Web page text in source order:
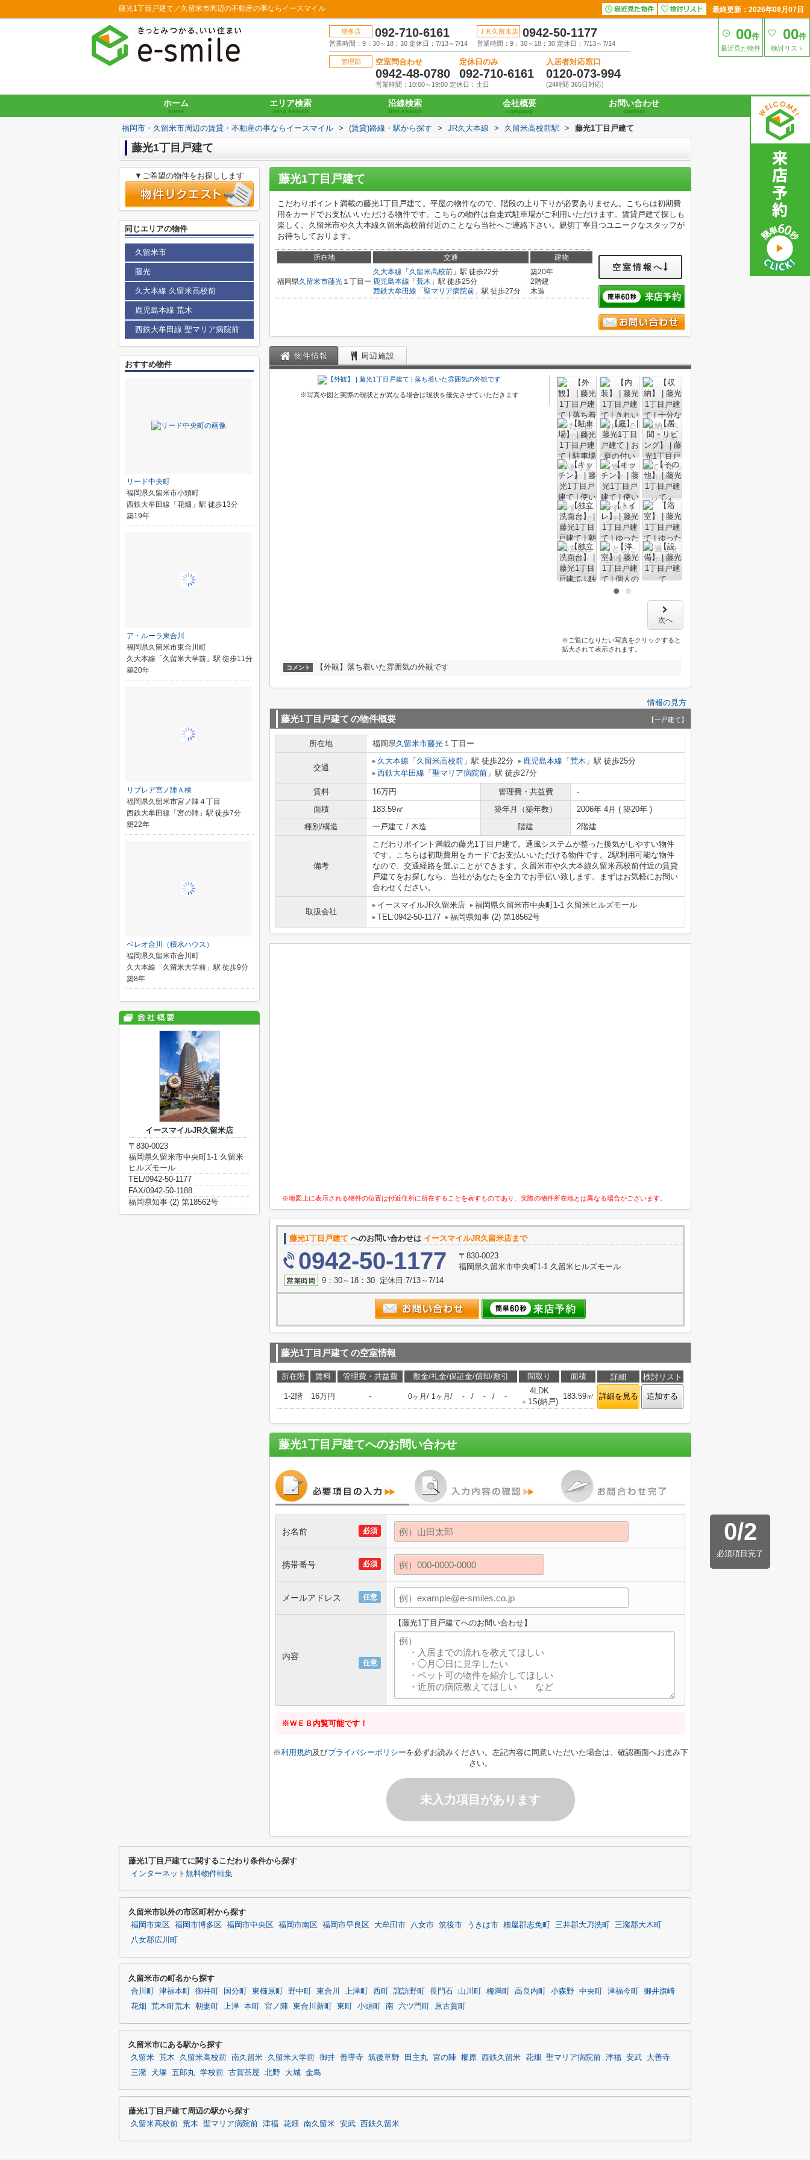
藤光1丁目戸建て／久留米市周辺の不動産の事ならイースマイル 最終更新：2026年08月07日
博多店 092-710-6161
営業時間：9：30～18：30 定休日：7/13～7/14
ＪＲ久留米店 0942-50-1177
営業時間：9：30～18：30 定休日：7/13～7/14
管理部 空室問合わせ
0942-48-0780
定休日のみ
092-710-6161
営業時間：10:00～19:00 定休日：土日
入居者対応窓口
0120-073-994
(24時間 365日対応)
00件
最近見た物件
00件
検討リスト
ホーム
home
エリア検索
area search
沿線検索
line search
会社概要
company
お問い合わせ
contact
福岡市・久留米市周辺の賃貸・不動産の事ならイースマイル > (賃貸)路線・駅から探す > JR久大本線 > 久留米高校前駅 > 藤光1丁目戸建て
藤光1丁目戸建て
藤光1丁目戸建て
こだわりポイント満載の藤光1丁目戸建て。平屋の物件なので、階段の上り下りが必要ありません。こちらは初期費
用をカードでお支払いいただける物件です。こちらの物件は自走式駐車場がご利用いただけます。賃貸戸建て探しも
楽しく。久留米市や久大本線久留米高校前付近のことなら当社へご連絡下さい。親切丁寧且つユニークなスタッフが
お待ちしております。
所在地 交通 建物
福岡県久留米市藤光 １丁目ー
久大本線 「 久留米高校前 」駅 徒歩22分
鹿児島本線 「 荒木 」駅 徒歩25分
西鉄大牟田線 「 聖マリア病院前 」駅 徒歩27分
築20年
2階建
木造
空室情報へ
物件情報 周辺施設
※写真や図と実際の現状とが異なる場合は現状を優先させていただきます
次へ
※ご覧になりたい写真をクリックすると
拡大されて表示されます。
コメント 【外観】落ち着いた雰囲気の外観です
情報の見方
藤光1丁目戸建て の物件概要 【一戸建て】
所在地 福岡県久留米市藤光 １丁目ー
交通
久大本線 「 久留米高校前 」駅 徒歩22分 鹿児島本線 「 荒木 」駅 徒歩25分
西鉄大牟田線 「 聖マリア病院前 」駅 徒歩27分
賃料 16万円 管理費・共益費
-
面積
183.59㎡ 築年月（築年数）
2006年 4月 ( 築20年 )
種別/構造
一戸建て / 木造 階建 2階建
備考
こだわりポイント満載の藤光1丁目戸建て。通風システムが整った換気がしやすい物件
です。こちらは初期費用をカードでお支払いいただける物件です。2駅利用可能な物件
なので、交通経路を選ぶことができます。久留米市や久大本線久留米高校前付近の賃貸
戸建てをお探しなら、当社があなたを全力でお手伝い致します。まずはお気軽にお問い
合わせください。
取扱会社
イースマイルJR久留米店
福岡県久留米市中央町1-1 久留米ヒルズモール
TEL:0942-50-1177
福岡県知事 (2) 第18562号
※地図上に表示される物件の位置は付近住所に所在することを表すものであり、実際の物件所在地とは異なる場合がございます。
藤光1丁目戸建て へのお問い合わせは イースマイルJR久留米店まで
0942-50-1177
〒830-0023
福岡県久留米市中央町1-1 久留米ヒルズモール
9：30～18：30 定休日:7/13～7/14
藤光1丁目戸建て の空室情報
所在階 賃料 管理費・共益費 敷金/礼金/保証金/償却/敷引 間取り 面積 詳細 検討リスト
1-2階 16万円 - 0ヶ月 / 1ヶ月 / - / - / -
4LDK
＋1S(納戸)
183.59㎡ 詳細を見る 追加する
藤光1丁目戸建てへのお問い合わせ
0/2
必須項目完了
必須
お名前
必須
携帯番号
任意
メールアドレス
任意
内容
【藤光1丁目戸建てへのお問い合わせ】
※ＷＥＢ内覧可能です！
※利用規約及びプライバシーポリシーを必ずお読みください。左記内容に同意いただいた場合は、確認画面へお進み下
さい。
未入力項目があります
▼ご希望の物件をお探しします
同じエリアの物件
久留米市
藤光
久大本線 久留米高校前
鹿児島本線 荒木
西鉄大牟田線 聖マリア病院前
おすすめ物件
リード中央町
福岡県久留米市小頭町
西鉄大牟田線「花畑」駅 徒歩13分
築19年
ア・ルーラ東合川
福岡県久留米市東合川町
久大本線「久留米大学前」駅 徒歩11分
築20年
リブレア宮ノ陣Ａ棟
福岡県久留米市宮ノ陣４丁目
西鉄大牟田線「宮の陣」駅 徒歩7分
築22年
ベレオ合川（積水ハウス）
福岡県久留米市合川町
久大本線「久留米大学前」駅 徒歩9分
築8年
イースマイルJR久留米店
〒830-0023
福岡県久留米市中央町1-1 久留米
ヒルズモール
TEL/0942-50-1177
FAX/0942-50-1188
福岡県知事 (2) 第18562号
藤光1丁目戸建てに関するこだわり条件から探す
インターネット無料物件特集
久留米市以外の市区町村から探す
福岡市東区 福岡市博多区 福岡市中央区 福岡市南区 福岡市早良区 大牟田市 八女市 筑後市 うきは市 糟屋郡志免町 三井郡大刀洗町
三潴郡大木町
八女郡広川町
久留米市の町名から探す
合川町 津福本町 御井町 国分町 東櫛原町 野中町 東合川 上津町 西町 諏訪野町 長門石 山川町 梅満町 高良内町 小森野 中央町 津福今町
御井旗崎
花畑
荒木町荒木 朝妻町 上津 本町 宮ノ陣 東合川新町 東町 小頭町 南 六ツ門町 原古賀町
久留米市にある駅から探す
久留米 荒木 久留米高校前 南久留米 久留米大学前 御井 善導寺 筑後草野 田主丸 宮の陣 櫛原 西鉄久留米 花畑 聖マリア病院前 津福 安武
大善寺
三潴 犬塚 五郎丸 学校前 古賀茶屋 北野 大城 金島
藤光1丁目戸建て周辺の駅から探す
久留米高校前 荒木 聖マリア病院前 津福 花畑 南久留米 安武 西鉄久留米